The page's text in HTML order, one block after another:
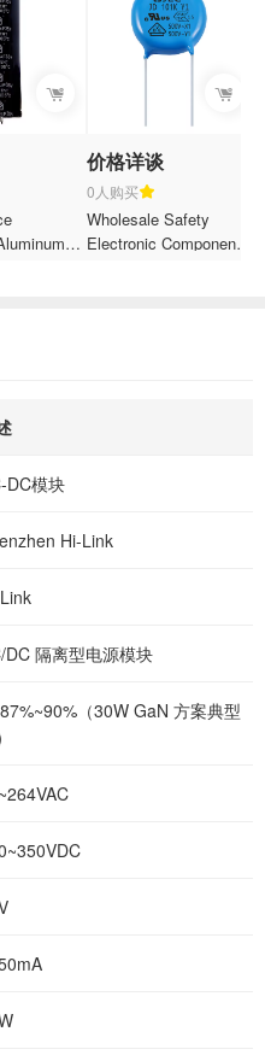
价格详谈
0人购买
Wholesale Safety
Electronic Components
DC模块
Hi-Link
DC 隔离型电源模块
（30W GaN 方案典型